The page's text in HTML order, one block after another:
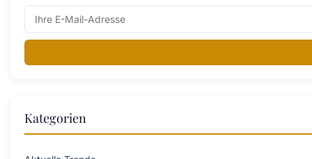
Kategorien